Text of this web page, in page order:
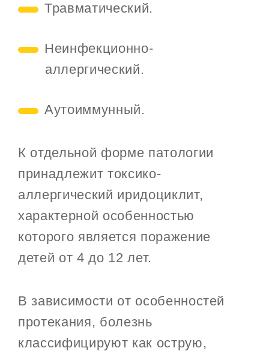
Травматический.
Неинфекционно-
аллергический.
Аутоиммунный.
К отдельной форме патологии
принадлежит токсико-
аллергический иридоциклит,
характерной особенностью
которого является поражение
детей от 4 до 12 лет.
В зависимости от особенностей
протекания, болезнь
классифицируют как острую,